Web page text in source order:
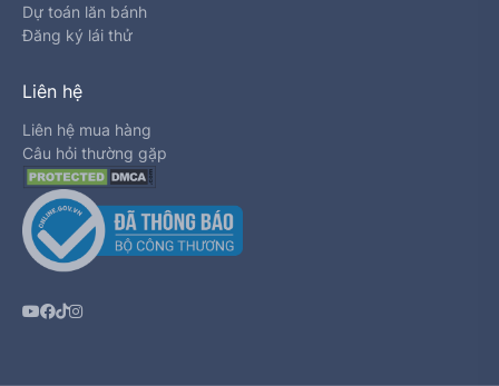
Dự toán lăn bánh
Đăng ký lái thử
Liên hệ
Liên hệ mua hàng
Câu hỏi thường gặp